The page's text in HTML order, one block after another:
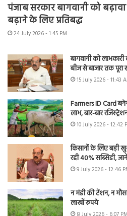
पंजाब सरकार बागवानी को
बढ़ाने के लिए प्रतिबद्ध
24 July 2026 - 1:45 PM
बागवानी को
बीज से बाजार तक पूरा
15 July 2026 - 11:43
Farmers ID Card
लाभ, बार-बार
10 July 2026 - 12:42
किसानों के लिए बड़ी
रही 40% सब्सिडी,
9 July 2026 - 12:46
न मंडी की टेंशन, न
लाखों रुपये